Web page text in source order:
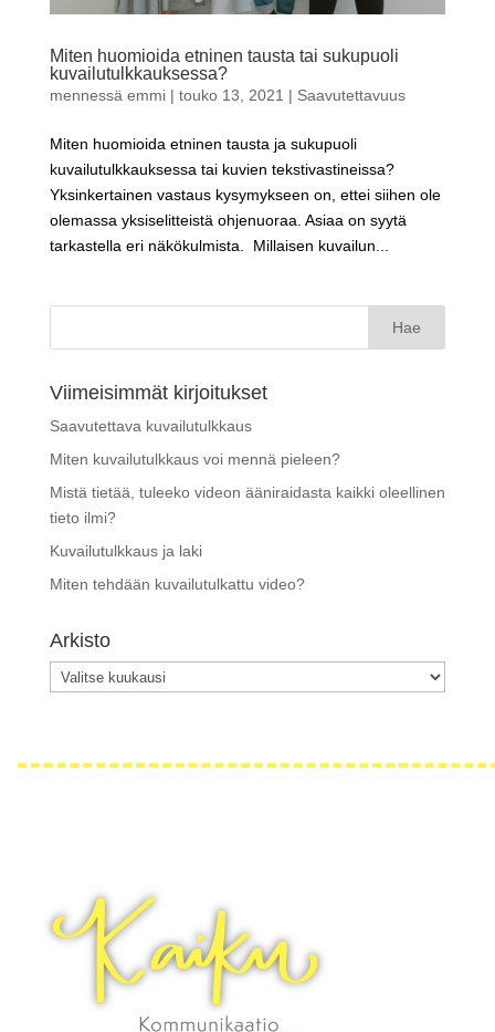
Miten huomioida etninen tausta tai sukupuoli
kuvailutulkkauksessa?
mennessä emmi| touko 13, 2021 | Saavutettavuus
Miten huomioida etninen tausta ja sukupuoli
kuvailutulkkauksessa tai kuvien tekstivastineissa?
Yksinkertainen vastaus kysymykseen on, ettei siihen ole
olemassa yksiselitteistä ohjenuoraa. Asiaa on syytä
tarkastella eri näkökulmista. Millaisen kuvailun...
Haku:
Viimeisimmät kirjoitukset
Saavutettava kuvailutulkkaus
Miten kuvailutulkkaus voi mennä pieleen?
Mistä tietää, tuleeko videon ääniraidasta kaikki oleellinen
tieto ilmi?
Kuvailutulkkaus ja laki
Miten tehdään kuvailutulkattu video?
Arkisto
Arkisto